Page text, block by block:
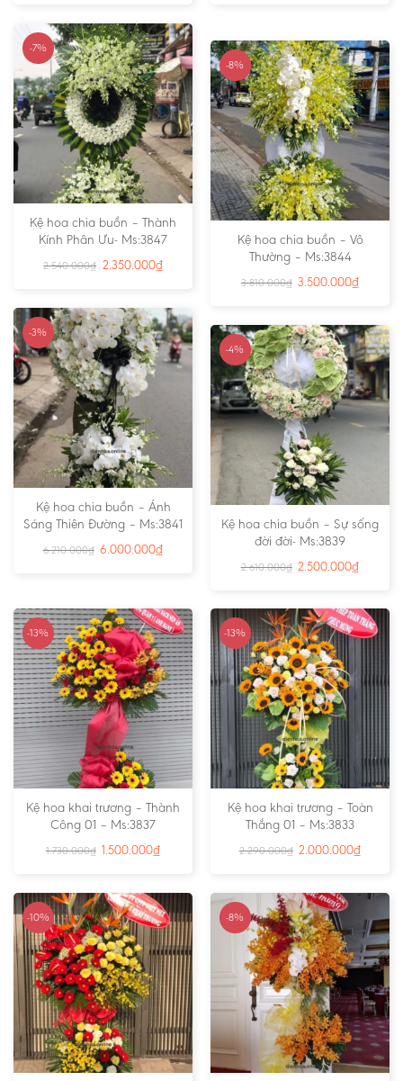
-7%
Kệ hoa chia buồn – Thành
Kính Phân Ưu- Ms:3847
2.540.000₫ 2.350.000₫
-8%
Kệ hoa chia buồn – Vô
Thường – Ms:3844
3.810.000₫ 3.500.000₫
-3%
Kệ hoa chia buồn – Ánh
Sáng Thiên Đường – Ms:3841
6.210.000₫ 6.000.000₫
-4%
Kệ hoa chia buồn – Sự sống
đời đời- Ms:3839
2.610.000₫ 2.500.000₫
-13%
Kệ hoa khai trương – Thành
Công 01 – Ms:3837
1.730.000₫ 1.500.000₫
-13%
Kệ hoa khai trương – Toàn
Thắng 01 – Ms:3833
2.290.000₫ 2.000.000₫
-10% -8%